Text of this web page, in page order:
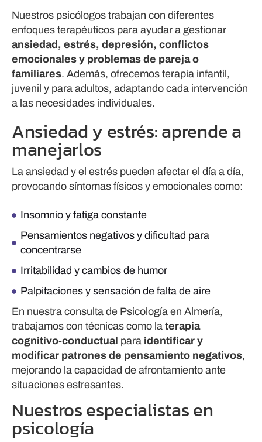
Nuestros psicólogos trabajan con diferentes
enfoques terapéuticos para ayudar a gestionar
ansiedad, estrés, depresión, conflictos
emocionales y problemas de pareja o
familiares. Además, ofrecemos terapia infantil,
juvenil y para adultos, adaptando cada intervención
a las necesidades individuales.
Ansiedad y estrés: aprende a
manejarlos
La ansiedad y el estrés pueden afectar el día a día,
provocando síntomas físicos y emocionales como:
Insomnio y fatiga constante
Pensamientos negativos y dificultad para
concentrarse
Irritabilidad y cambios de humor
Palpitaciones y sensación de falta de aire
En nuestra consulta de Psicología en Almería,
trabajamos con técnicas como la terapia
cognitivo-conductual para identificar y
modificar patrones de pensamiento negativos,
mejorando la capacidad de afrontamiento ante
situaciones estresantes.
Nuestros especialistas en
psicología